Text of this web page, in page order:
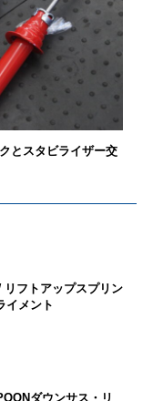
とスタビライザー交
フトアップスプリン
イメント
ダウンサス・リ